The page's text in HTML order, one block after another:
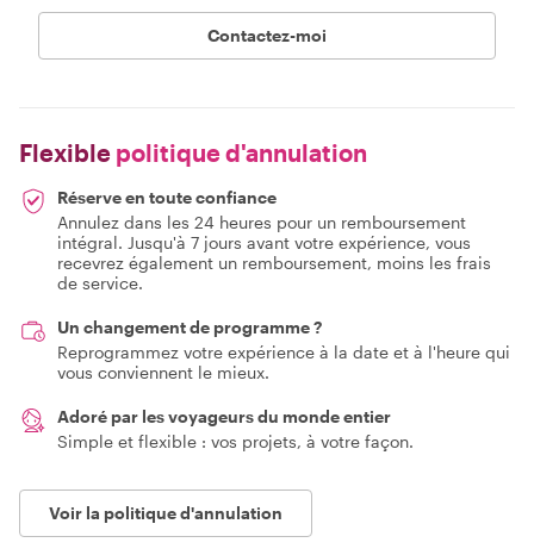
Contactez-moi
Flexible politique d'annulation
Réserve en toute confiance
Annulez dans les 24 heures pour un remboursement
intégral. Jusqu'à 7 jours avant votre expérience, vous
recevrez également un remboursement, moins les frais
de service.
Un changement de programme ?
Reprogrammez votre expérience à la date et à l'heure qui
vous conviennent le mieux.
Adoré par les voyageurs du monde entier
Simple et flexible : vos projets, à votre façon.
Voir la politique d'annulation